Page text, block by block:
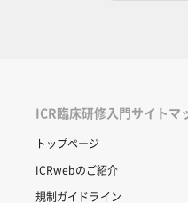
ICR臨床研修入門サイトマ
トップページ
ICRwebのご紹介
規制ガイドライン